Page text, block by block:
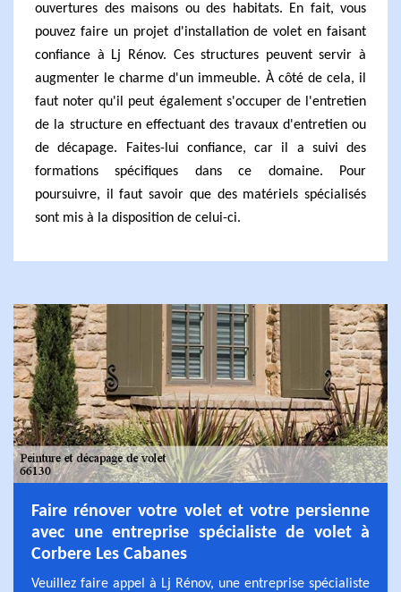
ouvertures des maisons ou des habitats. En fait, vous
pouvez faire un projet d'installation de volet en faisant
confiance à Lj Rénov. Ces structures peuvent servir à
augmenter le charme d'un immeuble. À côté de cela, il
faut noter qu'il peut également s'occuper de l'entretien
de la structure en effectuant des travaux d'entretien ou
de décapage. Faites-lui confiance, car il a suivi des
formations spécifiques dans ce domaine. Pour
poursuivre, il faut savoir que des matériels spécialisés
sont mis à la disposition de celui-ci.
Faire rénover votre volet et votre persienne
avec une entreprise spécialiste de volet à
Corbere Les Cabanes
Veuillez faire appel à Lj Rénov, une entreprise spécialiste